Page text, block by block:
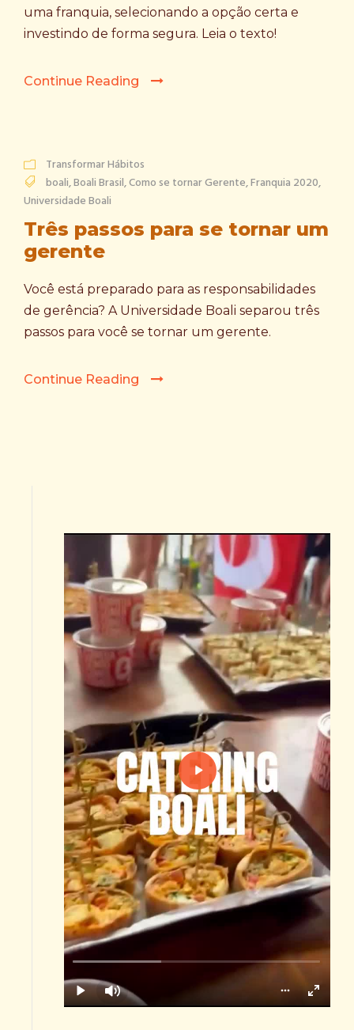
uma franquia, selecionando a opção certa e
investindo de forma segura. Leia o texto!
Continue Reading
Transformar Hábitos
boali,Boali Brasil,Como se tornar Gerente,Franquia 2020,
Universidade Boali
Três passos para se tornar um
gerente
Você está preparado para as responsabilidades
de gerência? A Universidade Boali separou três
passos para você se tornar um gerente.
Continue Reading